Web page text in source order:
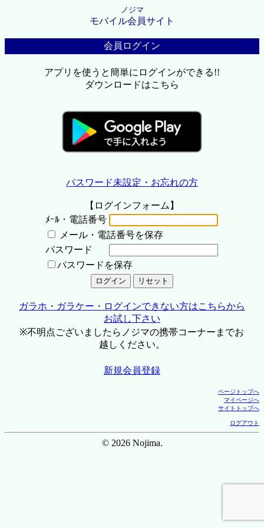
ノジマ
モバイル会員サイト
会員ログイン
アプリを使うと簡単にログインができる!!
ダウンロードはこちら
パスワード未設定・お忘れの方
【ログインフォーム】
ﾒｰﾙ・電話番号
メール・電話番号を保存
パスワード
パスワードを保存
ガラホ・ガラケー・ログインできない方はこちらから
お試し下さい
※不明点ございましたらノジマの携帯コーナーまでお
越しください。
新規会員登録
ページトップへ
マイページへ
サイトトップへ
ログアウト
© 2026 Nojima.